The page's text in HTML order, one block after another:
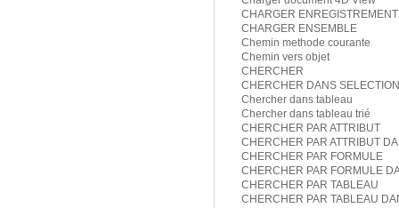
CHARGER ENREGISTREMENT
CHARGER ENSEMBLE
Chemin methode courante
Chemin vers objet
CHERCHER
CHERCHER DANS SELECTION
Chercher dans tableau
Chercher dans tableau trié
CHERCHER PAR ATTRIBUT
CHERCHER PAR ATTRIBUT
CHERCHER PAR FORMULE
CHERCHER PAR FORMULE
CHERCHER PAR TABLEAU
CHERCHER PAR TABLEAU